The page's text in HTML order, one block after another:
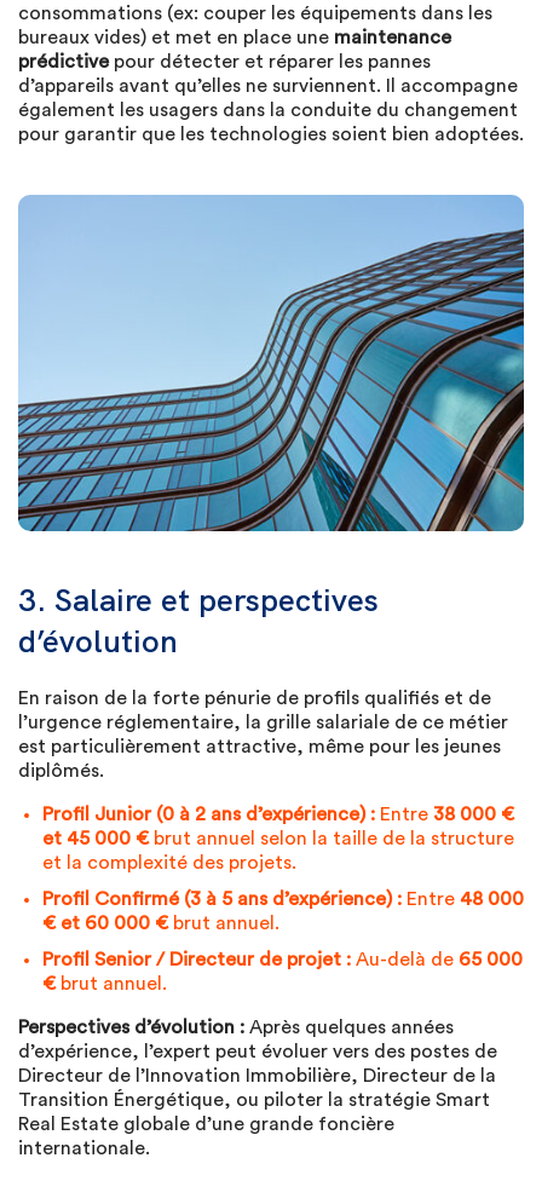
consommations (ex: couper les équipements dans les
bureaux vides) et met en place une maintenance
prédictivepour détecter et réparer les pannes
d’appareils avant qu’elles ne surviennent. Il accompagne
également les usagers dans la conduite du changement
pour garantir que les technologies soient bien adoptées.
3. Salaire et perspectives
d’évolution
En raison de la forte pénurie de profils qualifiés et de
l’urgence réglementaire, la grille salariale de ce métier
est particulièrement attractive, même pour les jeunes
diplômés.
Profil Junior (0 à 2 ans d’expérience) : Entre 38 000 €
et 45 000 €brut annuel selon la taille de la structure
et la complexité des projets.
Profil Confirmé (3 à 5 ans d’expérience) : Entre 48 000
€ et 60 000 €brut annuel.
Profil Senior / Directeur de projet : Au-delà de 65 000
€brut annuel.
Perspectives d’évolution : Après quelques années
d’expérience, l’expert peut évoluer vers des postes de
Directeur de l’Innovation Immobilière, Directeur de la
Transition Énergétique, ou piloter la stratégie Smart
Real Estate globale d’une grande foncière
internationale.